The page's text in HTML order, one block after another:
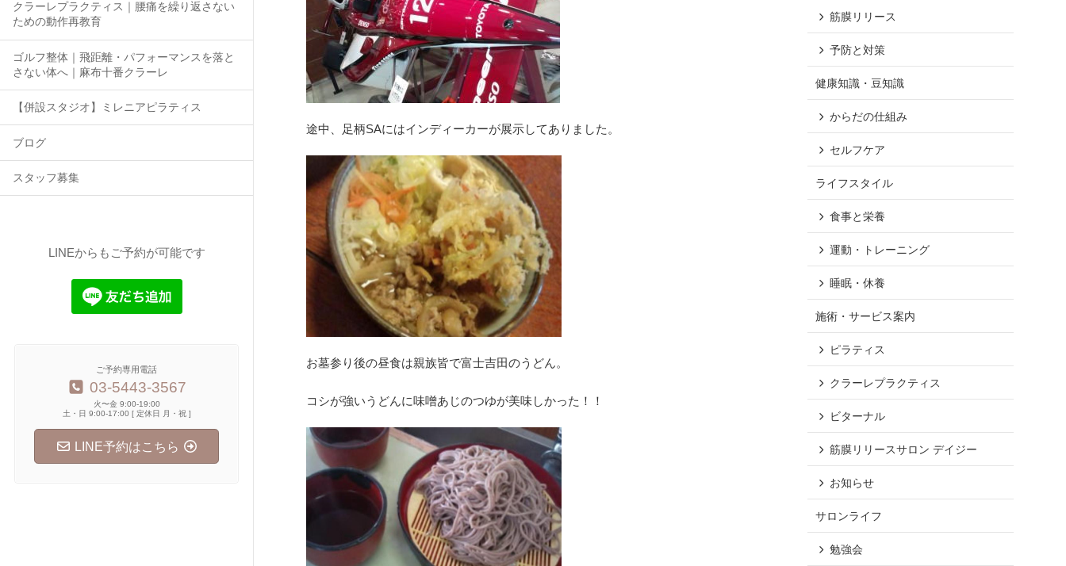
クラーレプラクティス｜腰痛を繰り返さない
ための動作再教育
ゴルフ整体｜飛距離・パフォーマンスを落と
さない体へ｜麻布十番クラーレ
【併設スタジオ】ミレニアピラティス
ブログ
スタッフ募集
LINEからもご予約が可能です
ご予約専用電話
03-5443-3567
火〜金 9:00-19:00
土・日 9:00-17:00 [ 定休日 月・祝 ]
LINE予約はこちら
途中、足柄SAにはインディーカーが展示してありました。
お墓参り後の昼食は親族皆で富士吉田のうどん。
コシが強いうどんに味噌あじのつゆが美味しかった！！
筋膜リリース
予防と対策
健康知識・豆知識
からだの仕組み
セルフケア
ライフスタイル
食事と栄養
運動・トレーニング
睡眠・休養
施術・サービス案内
ピラティス
クラーレプラクティス
ビターナル
筋膜リリースサロン デイジー
お知らせ
サロンライフ
勉強会